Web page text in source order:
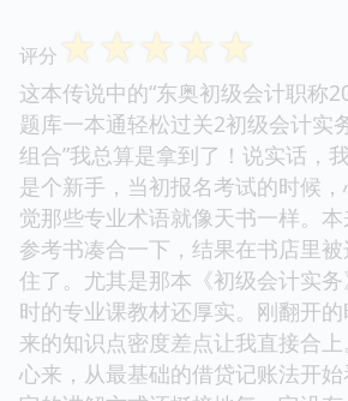
评分 ☆☆☆☆☆
这本传说中的“东奥初级会计职称
题库一本通轻松过关2初级会计实
组合”我总算是拿到了！说实话，
是个新手，当初报名考试的时候
觉那些专业术语就像天书一样。
参考书凑合一下，结果在书店里
住了。尤其是那本《初级会计实
时的专业课教材还厚实。刚翻开
来的知识点密度差点让我直接合
心来，从最基础的借贷记账法开